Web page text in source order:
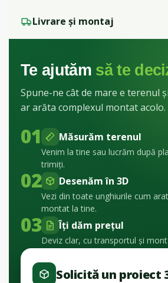
Livrare și montaj
Te ajutăm să te
Spune-ne cât de mare e terenul
ar arăta complexul montat acolo.
01 Măsurăm terenul
Venim la tine sau lucrăm după
trimiți.
02 Desenăm în 3D
Vezi din toate unghiurile cum
montat la tine.
03 Îți dăm prețul
Deviz clar, cu transportul și
Solicită un proiect